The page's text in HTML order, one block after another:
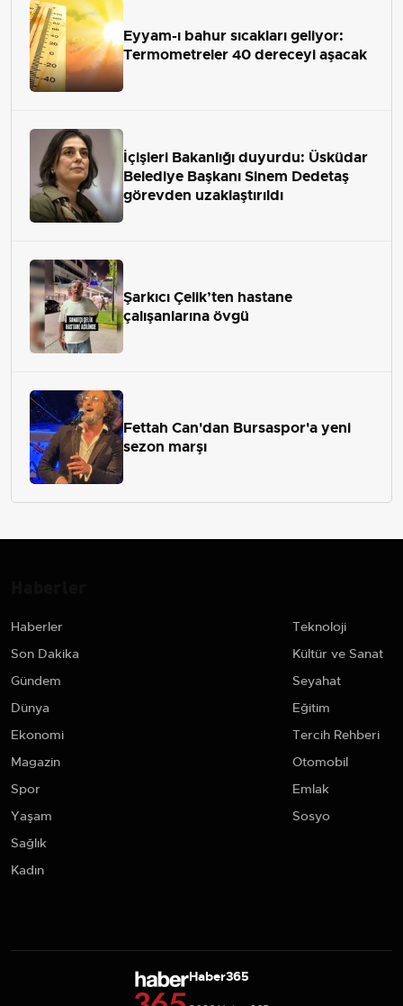
Eyyam-ı bahur sıcakları geliyor:
Termometreler 40 dereceyi aşacak
İçişleri Bakanlığı duyurdu: Üsküdar
Belediye Başkanı Sinem Dedetaş
görevden uzaklaştırıldı
Şarkıcı Çelik’ten hastane
çalışanlarına övgü
Fettah Can'dan Bursaspor'a yeni
sezon marşı
Haberler
Son Dakika
Gündem
Dünya
Ekonomi
Magazin
Spor
Yaşam
Sağlık
Kadın
Teknoloji
Kültür ve Sanat
Seyahat
Eğitim
Tercih Rehberi
Otomobil
Emlak
Sosyo
Haber365